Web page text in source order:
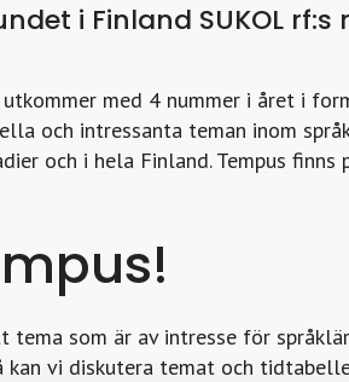
i Finland SUKOL
med 4 nummer i året i
och intressanta teman inom
och i hela Finland. Tempus finns
som är av intresse för
kan vi diskutera temat och